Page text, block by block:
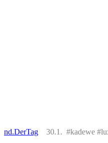
nd.DerTag 30.1. #kadewe